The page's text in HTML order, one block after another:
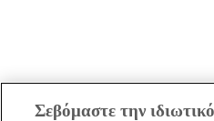
Σεβόμαστε την